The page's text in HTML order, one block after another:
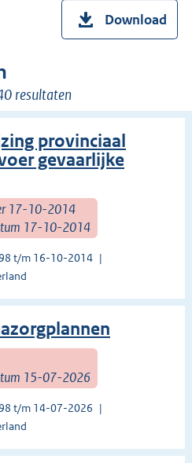
Download
resultaten
provinciaal
gevaarlijke
17-10-2014
17-10-2014
t/m 16-10-2014
15-07-2026
t/m 14-07-2026